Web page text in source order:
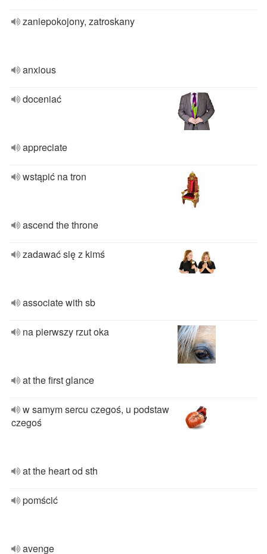
zaniepokojony, zatroskany
anxious
doceniać
appreciate
wstąpić na tron
ascend the throne
zadawać się z kimś
associate with sb
na pierwszy rzut oka
at the first glance
w samym sercu czegoś, u podstaw
czegoś
at the heart od sth
pomścić
avenge